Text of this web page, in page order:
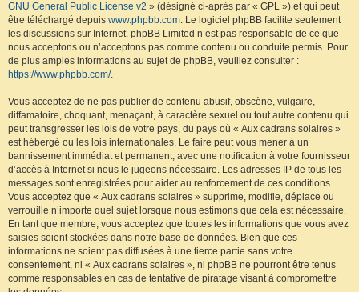
GNU General Public License v2 » (désigné ci-après par « GPL ») et qui peut
être téléchargé depuis www.phpbb.com. Le logiciel phpBB facilite seulement
les discussions sur Internet. phpBB Limited n’est pas responsable de ce que
nous acceptons ou n’acceptons pas comme contenu ou conduite permis. Pour
de plus amples informations au sujet de phpBB, veuillez consulter :
https://www.phpbb.com/.
Vous acceptez de ne pas publier de contenu abusif, obscène, vulgaire,
diffamatoire, choquant, menaçant, à caractère sexuel ou tout autre contenu qui
peut transgresser les lois de votre pays, du pays où « Aux cadrans solaires »
est hébergé ou les lois internationales. Le faire peut vous mener à un
bannissement immédiat et permanent, avec une notification à votre fournisseur
d’accès à Internet si nous le jugeons nécessaire. Les adresses IP de tous les
messages sont enregistrées pour aider au renforcement de ces conditions.
Vous acceptez que « Aux cadrans solaires » supprime, modifie, déplace ou
verrouille n’importe quel sujet lorsque nous estimons que cela est nécessaire.
En tant que membre, vous acceptez que toutes les informations que vous avez
saisies soient stockées dans notre base de données. Bien que ces
informations ne soient pas diffusées à une tierce partie sans votre
consentement, ni « Aux cadrans solaires », ni phpBB ne pourront être tenus
comme responsables en cas de tentative de piratage visant à compromettre